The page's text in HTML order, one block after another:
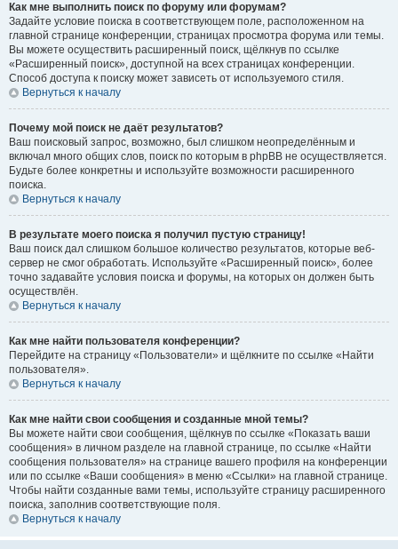
Как мне выполнить поиск по форуму или форумам?
Задайте условие поиска в соответствующем поле, расположенном на
главной странице конференции, страницах просмотра форума или темы.
Вы можете осуществить расширенный поиск, щёлкнув по ссылке
«Расширенный поиск», доступной на всех страницах конференции.
Способ доступа к поиску может зависеть от используемого стиля.
Вернуться к началу
Почему мой поиск не даёт результатов?
Ваш поисковый запрос, возможно, был слишком неопределённым и
включал много общих слов, поиск по которым в phpBB не осуществляется.
Будьте более конкретны и используйте возможности расширенного
поиска.
Вернуться к началу
В результате моего поиска я получил пустую страницу!
Ваш поиск дал слишком большое количество результатов, которые веб-
сервер не смог обработать. Используйте «Расширенный поиск», более
точно задавайте условия поиска и форумы, на которых он должен быть
осуществлён.
Вернуться к началу
Как мне найти пользователя конференции?
Перейдите на страницу «Пользователи» и щёлкните по ссылке «Найти
пользователя».
Вернуться к началу
Как мне найти свои сообщения и созданные мной темы?
Вы можете найти свои сообщения, щёлкнув по ссылке «Показать ваши
сообщения» в личном разделе на главной странице, по ссылке «Найти
сообщения пользователя» на странице вашего профиля на конференции
или по ссылке «Ваши сообщения» в меню «Ссылки» на главной странице.
Чтобы найти созданные вами темы, используйте страницу расширенного
поиска, заполнив соответствующие поля.
Вернуться к началу